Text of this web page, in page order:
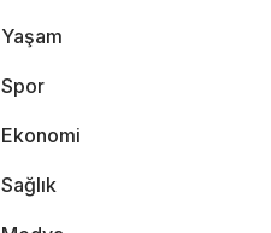
Yaşam
Spor
Ekonomi
Sağlık